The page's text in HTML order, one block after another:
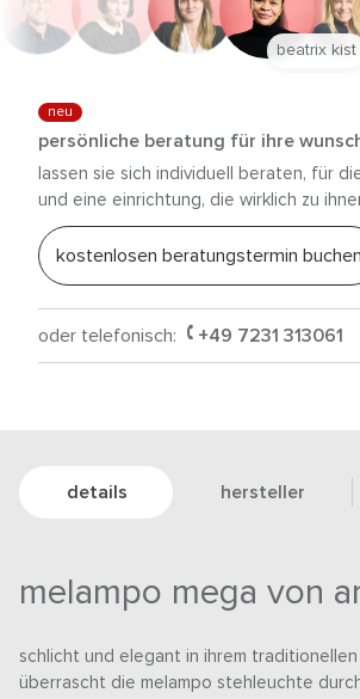
neu
persönliche beratung für ihre
lassen sie sich individuell beraten, für
und eine einrichtung, die wirklich zu
kostenlosen beratungstermin buchen
oder telefonisch: +49 7231 313061
beatrix kist
details hersteller
melampo mega von
schlicht und elegant in ihrem traditionellen
überrascht die melampo stehleuchte